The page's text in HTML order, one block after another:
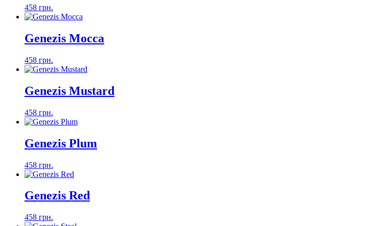
458 грн.
Genezis Mocca
458 грн.
Genezis Mustard
458 грн.
Genezis Plum
458 грн.
Genezis Red
458 грн.